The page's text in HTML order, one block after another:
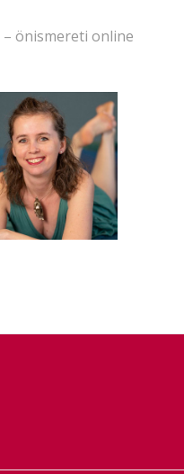
– önismereti online